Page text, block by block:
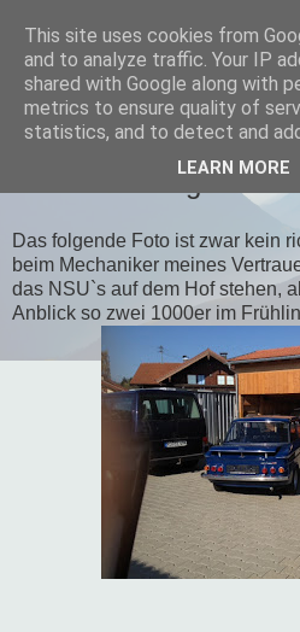
Nicht unbedingt ein
Das folgende Foto ist zwar kein
beim Mechaniker meines
das NSU`s auf dem Hof stehen,
Anblick so zwei 1000er im
This site uses cookies from
and to analyze traffic. Your IP
shared with Google along with
metrics to ensure quality of
statistics, and to detect and
LEARN MORE